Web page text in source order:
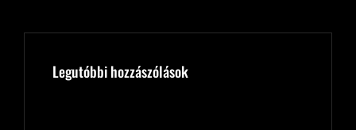
Legutóbbi hozzászólások